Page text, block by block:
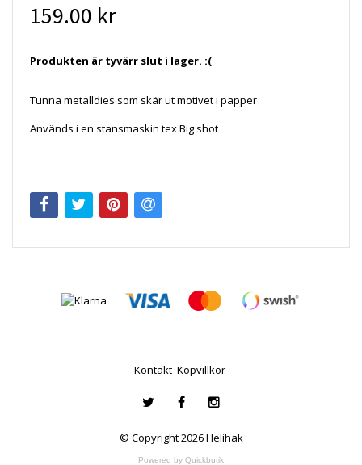
159.00 kr
Produkten är tyvärr slut i lager. :(
Tunna metalldies som skär ut motivet i papper
Används i en stansmaskin tex Big shot
Kontakt Köpvillkor
© Copyright 2026 Helihak
Powered by Quickbutik